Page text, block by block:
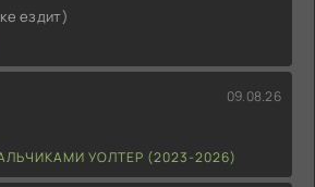
ездит)
09.08.26
УОЛТЕР (2023-2026)